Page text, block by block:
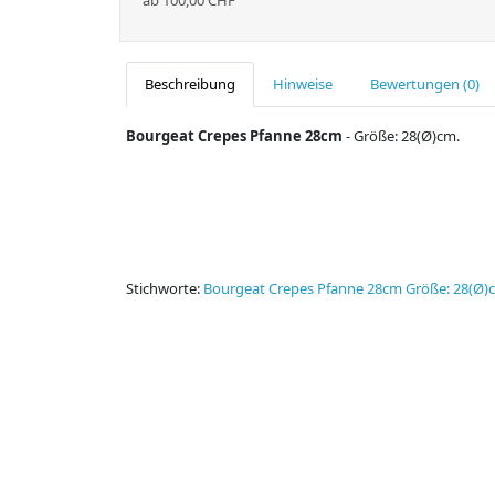
Beschreibung Hinweise Bewertungen (0)
Bourgeat Crepes Pfanne 28cm - Größe: 28(Ø)cm.
Stichworte: Bourgeat Crepes Pfanne 28cm Größe: